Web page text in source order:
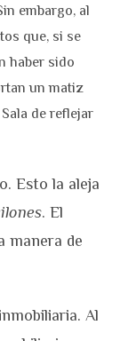
embargo, al
que, si se
haber sido
un matiz
de reflejar
Esto la aleja
. El
manera de
Al